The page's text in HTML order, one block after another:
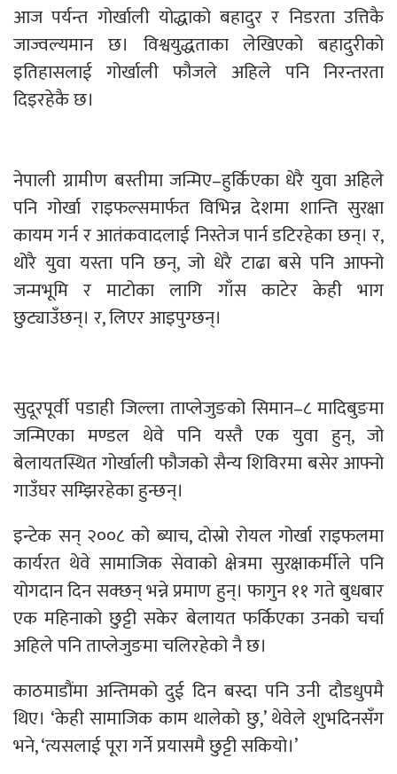
आज पर्यन्त गोर्खाली योद्धाको बहादुर र निडरता उत्तिकै
जाज्वल्यमान छ। विश्वयुद्धताका लेखिएको बहादुरीको
इतिहासलाई गोर्खाली फौजले अहिले पनि निरन्तरता
दिइरहेकै छ।
नेपाली ग्रामीण बस्तीमा जन्मिए–हुर्किएका धेरै युवा अहिले
पनि गोर्खा राइफल्समार्फत विभिन्न देशमा शान्ति सुरक्षा
कायम गर्न र आतंकवादलाई निस्तेज पार्न डटिरहेका छन्। र,
थोरै युवा यस्ता पनि छन्, जो धेरै टाढा बसे पनि आफ्नो
जन्मभूमि र माटोका लागि गाँस काटेर केही भाग
छुट्याउँछन्। र, लिएर आइपुग्छन्।
सुदूरपूर्वी पडाही जिल्ला ताप्लेजुङको सिमान–८ मादिबुङमा
जन्मिएका मण्डल थेवे पनि यस्तै एक युवा हुन्, जो
बेलायतस्थित गोर्खाली फौजको सैन्य शिविरमा बसेर आफ्नो
गाउँघर सम्झिरहेका हुन्छन्।
इन्टेक सन् २००८ को ब्याच, दोस्रो रोयल गोर्खा राइफलमा
कार्यरत थेवे सामाजिक सेवाको क्षेत्रमा सुरक्षाकर्मीले पनि
योगदान दिन सक्छन् भन्ने प्रमाण हुन्। फागुन ११ गते बुधबार
एक महिनाको छुट्टी सकेर बेलायत फर्किएका उनको चर्चा
अहिले पनि ताप्लेजुङमा चलिरहेको नै छ।
काठमाडौंमा अन्तिमको दुई दिन बस्दा पनि उनी दौडधुपमै
थिए। ‘केही सामाजिक काम थालेको छु,’ थेवेले शुभदिनसँग
भने, ‘त्यसलाई पूरा गर्ने प्रयासमै छुट्टी सकियो।’